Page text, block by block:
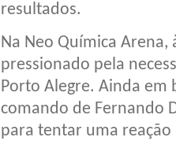
resultados.
Na Neo Química
pressionado pela
Porto Alegre. Ainda em
comando de Fernando
para tentar uma